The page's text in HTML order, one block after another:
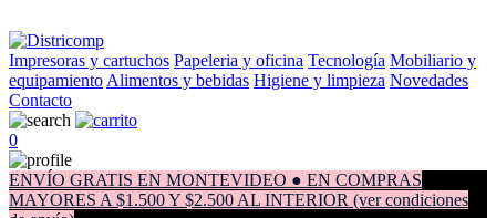
Impresoras y cartuchos Papeleria y oficina Tecnología Mobiliario y
equipamiento Alimentos y bebidas Higiene y limpieza Novedades
Contacto
0
ENVÍO GRATIS EN MONTEVIDEO ● EN COMPRAS
MAYORES A $1.500 Y $2.500 AL INTERIOR (ver condiciones